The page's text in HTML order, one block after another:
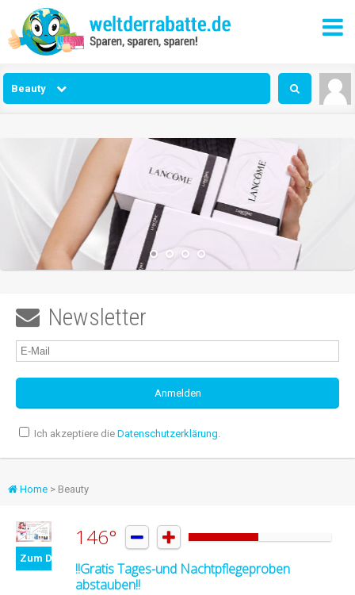
Beauty
 Newsletter
Ich akzeptiere die Datenschutzerklärung.
Home > Beauty
Zum Deal
146°  
!!Gratis Tages-und Nachtpflegeproben
abstauben!!